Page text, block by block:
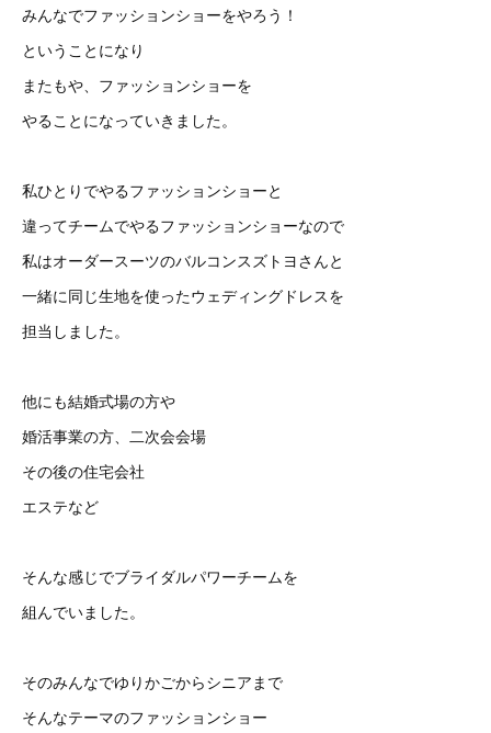
みんなでファッションショーをやろう！
ということになり
またもや、ファッションショーを
やることになっていきました。
私ひとりでやるファッションショーと
違ってチームでやるファッションショーなので
私はオーダースーツのバルコンスズトヨさんと
一緒に同じ生地を使ったウェディングドレスを
担当しました。
他にも結婚式場の方や
婚活事業の方、二次会会場
その後の住宅会社
エステなど
そんな感じでブライダルパワーチームを
組んでいました。
そのみんなでゆりかごからシニアまで
そんなテーマのファッションショー